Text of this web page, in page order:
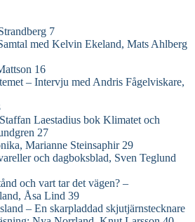
7
med Kelvin Ekeland, Mats Ahlberg
16
– Intervju med Andris Fågelviskare,
Laestadius bok Klimatet och
27
Marianne Steinsaphir 29
och dagboksblad, Sven Teglund
och vart tar det vägen? –
Åsa Lind 39
– En skarpladdad skjutjärnstecknare